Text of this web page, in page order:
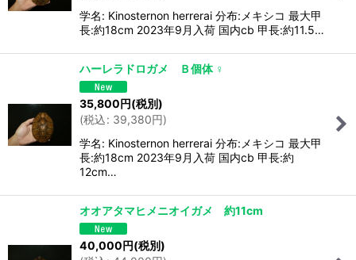
学名: Kinosternon herrerai 分布:メキシコ 最大甲
長:約18cm 2023年9月入荷 国内cb 甲長:約11.5…
ハーレラドロガメ Ｂ個体 ♀
35,800円(税別)
(税込: 39,380円)
学名: Kinosternon herrerai 分布:メキシコ 最大甲
長:約18cm 2023年9月入荷 国内cb 甲長:約
12cm…
オオアタマヒメニオイガメ 約11cm
40,000円(税別)